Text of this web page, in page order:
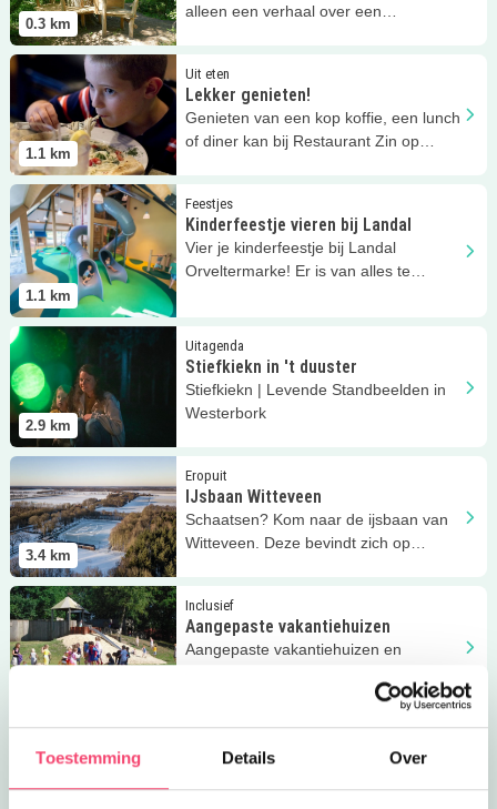
Toestemming Details Over
0.3 km
alleen een verhaal over een
1.1 km
Uit eten
Lekker genieten!
Genieten van een kop koffie, een lunch
of diner kan bij Restaurant Zin op
Lees meer Lekker genieten!
1.1 km
Feestjes
Kinderfeestje vieren bij Landal
Vier je kinderfeestje bij Landal
Orveltermarke! Er is van alles te
Lees meer Kinderfeestje vieren bij Landal
2.9 km
Uitagenda
Stiefkiekn in 't duuster
Stiefkiekn | Levende Standbeelden in
Westerbork
Lees meer Stiefkiekn in 't duuster
3.4 km
Eropuit
IJsbaan Witteveen
Schaatsen? Kom naar de ijsbaan van
Witteveen. Deze bevindt zich op
Lees meer IJsbaan Witteveen
Inclusief
Aangepaste vakantiehuizen
Aangepaste vakantiehuizen en
Vakantiepark het Timmerholt!
Lees meer Aangepaste vakantiehuizen
Oudhollandse pannenkoeken
Lees meer Oudhollandse pannenkoeken